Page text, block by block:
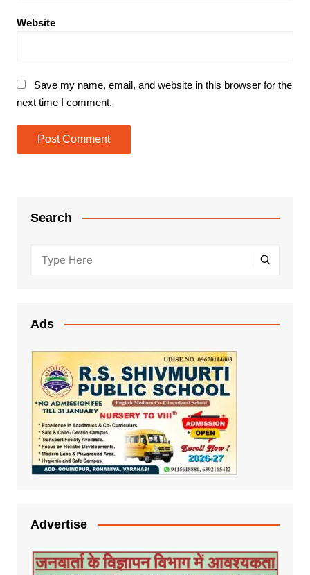
Website
Save my name, email, and website in this browser for the
next time I comment.
Search
Ads
Advertise